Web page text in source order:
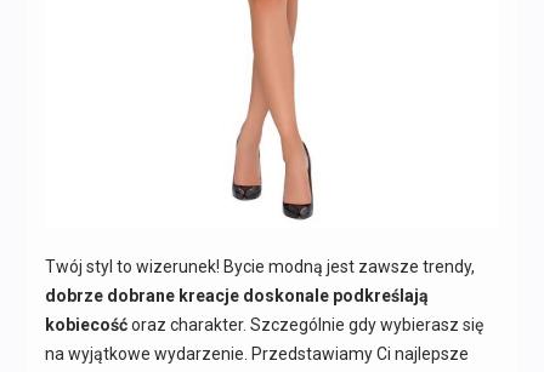
Twój styl to wizerunek! Bycie modną jest zawsze trendy,
dobrze dobrane kreacje doskonale podkreślają
kobiecośćoraz charakter. Szczególnie gdy wybierasz się
na wyjątkowe wydarzenie. Przedstawiamy Ci najlepsze